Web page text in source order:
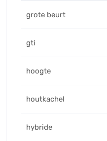
grote beurt
gti
hoogte
houtkachel
hybride